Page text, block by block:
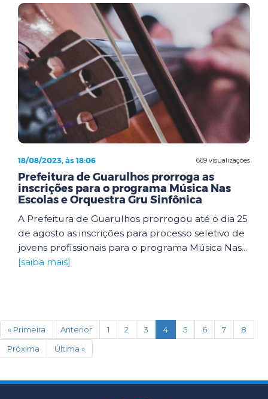
669 visualizações
18/08/2023, às 18:06
Prefeitura de Guarulhos prorroga as
inscrições para o programa Música Nas
Escolas e Orquestra Gru Sinfônica
A Prefeitura de Guarulhos prorrogou até o dia 25
de agosto as inscrições para processo seletivo de
jovens profissionais para o programa Música Nas...
[saiba mais]
« Primeira Anterior 1 2 3 4(current)
5 6 7
8
Próxima
Última »